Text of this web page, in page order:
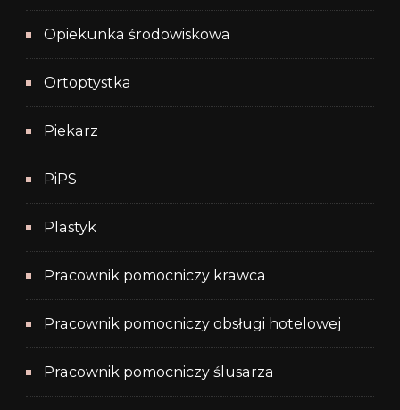
Opiekunka środowiskowa
Ortoptystka
Piekarz
PiPS
Plastyk
Pracownik pomocniczy krawca
Pracownik pomocniczy obsługi hotelowej
Pracownik pomocniczy ślusarza